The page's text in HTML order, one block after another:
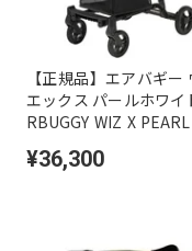
【正規品】エアバギー
エックス パールホワイ
RBUGGY WIZ X
¥36,300